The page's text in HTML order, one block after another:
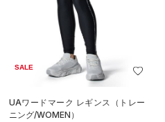
SALE
UAワードマーク レギンス（トレー
ニング/WOMEN）